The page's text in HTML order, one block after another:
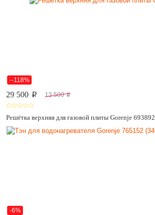
--118%
29 500 p 13 500 p
Решётка верхняя для газовой плиты Gorenje 693892
-6%